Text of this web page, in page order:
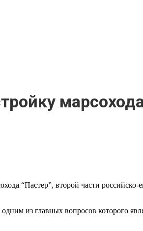
“Пастер”, второй части российско-
из главных вопросов которого